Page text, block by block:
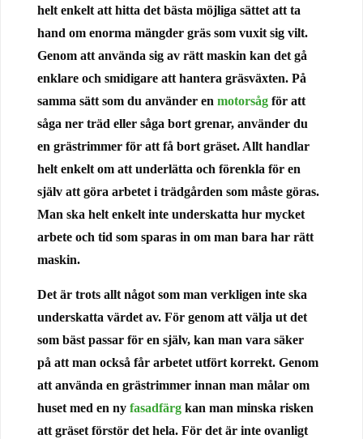
helt enkelt att hitta det bästa möjliga sättet att ta
hand om enorma mängder gräs som vuxit sig vilt.
Genom att använda sig av rätt maskin kan det gå
enklare och smidigare att hantera gräsväxten. På
samma sätt som du använder en motorsåg för att
såga ner träd eller såga bort grenar, använder du
en grästrimmer för att få bort gräset. Allt handlar
helt enkelt om att underlätta och förenkla för en
själv att göra arbetet i trädgården som måste göras.
Man ska helt enkelt inte underskatta hur mycket
arbete och tid som sparas in om man bara har rätt
maskin.
Det är trots allt något som man verkligen inte ska
underskatta värdet av. För genom att välja ut det
som bäst passar för en själv, kan man vara säker
på att man också får arbetet utfört korrekt. Genom
att använda en grästrimmer innan man målar om
huset med en ny fasadfärg kan man minska risken
att gräset förstör det hela. För det är inte ovanligt